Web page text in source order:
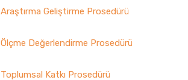
Araştırma Geliştirme Prosedürü
Ölçme Değerlendirme Prosedürü
Toplumsal Katkı Prosedürü